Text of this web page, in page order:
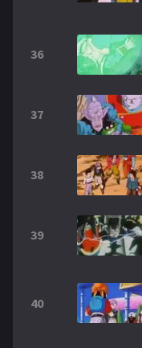
36
37
38
39
40